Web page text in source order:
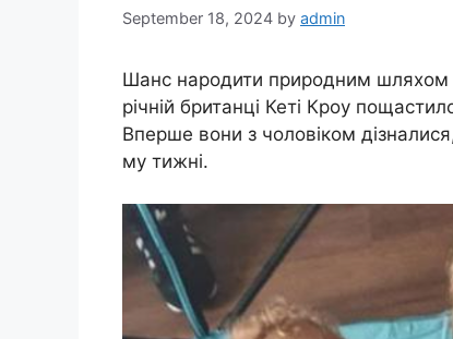
September 18, 2024 by admin
Шанс народити природним шляхом
річній британці Кеті Кроу
Вперше вони з чоловіком
му тижні.